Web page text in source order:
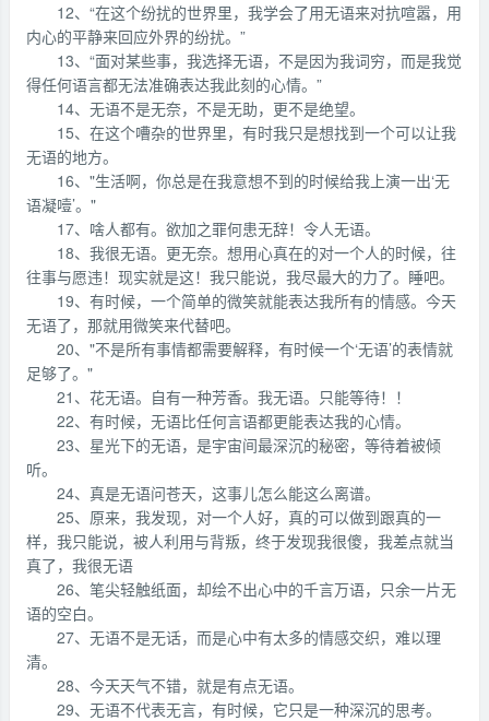
12、“在这个纷扰的世界里，我学会了用无语来对抗喧嚣，用
内心的平静来回应外界的纷扰。”
13、“面对某些事，我选择无语，不是因为我词穷，而是我觉
得任何语言都无法准确表达我此刻的心情。”
14、无语不是无奈，不是无助，更不是绝望。
15、在这个嘈杂的世界里，有时我只是想找到一个可以让我
无语的地方。
16、"生活啊，你总是在我意想不到的时候给我上演一出‘无
语凝噎’。"
17、啥人都有。欲加之罪何患无辞！令人无语。
18、我很无语。更无奈。想用心真在的对一个人的时候，往
往事与愿违！现实就是这！我只能说，我尽最大的力了。睡吧。
19、有时候，一个简单的微笑就能表达我所有的情感。今天
无语了，那就用微笑来代替吧。
20、"不是所有事情都需要解释，有时候一个‘无语’的表情就
足够了。"
21、花无语。自有一种芳香。我无语。只能等待！！
22、有时候，无语比任何言语都更能表达我的心情。
23、星光下的无语，是宇宙间最深沉的秘密，等待着被倾
听。
24、真是无语问苍天，这事儿怎么能这么离谱。
25、原来，我发现，对一个人好，真的可以做到跟真的一
样，我只能说，被人利用与背叛，终于发现我很傻，我差点就当
真了，我很无语
26、笔尖轻触纸面，却绘不出心中的千言万语，只余一片无
语的空白。
27、无语不是无话，而是心中有太多的情感交织，难以理
清。
28、今天天气不错，就是有点无语。
29、无语不代表无言，有时候，它只是一种深沉的思考。